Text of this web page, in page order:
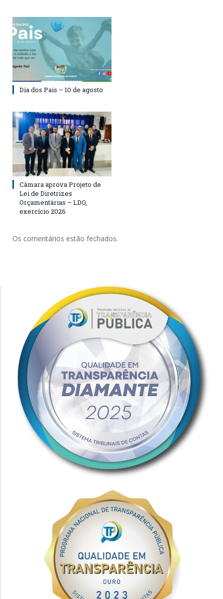
Dia dos Pais – 10 de agosto
Câmara aprova Projeto de
Lei de Diretrizes
Orçamentárias – LDO,
exercício 2026
Os comentários estão fechados.